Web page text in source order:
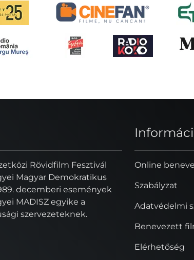
Rövidfilm Fesztivál
Magyar Demokratikus
decemberi események
MADISZ egyike a
szervezeteknek.
Online
Szabályzat
Adatvédelmi
Benevezett
Elérhetőség